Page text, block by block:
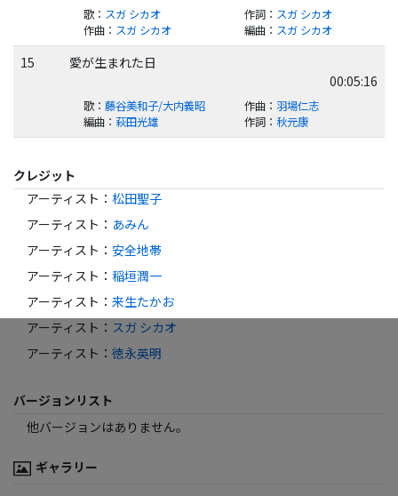
歌： スガ シカオ 作詞： スガ シカオ
作曲： スガ シカオ 編曲： スガ シカオ
15
愛が生まれた日
00:05:16
歌： 藤谷美和子/大内義昭 作曲： 羽場仁志
編曲： 萩田光雄 作詞： 秋元康
クレジット
アーティスト ： 松田聖子
アーティスト ： あみん
アーティスト ： 安全地帯
アーティスト ： 稲垣潤一
アーティスト ： 来生たかお
アーティスト ： スガ シカオ
アーティスト ： 徳永英明
バージョンリスト
他バージョンはありません。
ギャラリー